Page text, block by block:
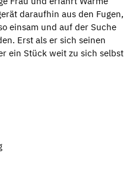
daraufhin aus den Fugen,
einsam und auf der Suche
Erst als er sich seinen
ein Stück weit zu sich selbst